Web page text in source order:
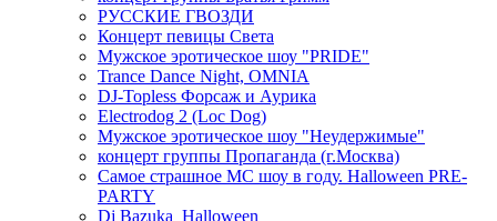
РУССКИЕ ГВОЗДИ
Концерт певицы Света
Мужское эротическое шоу "PRIDE"
Trance Dance Night, OMNIA
DJ-Topless Форсаж и Аурика
Electrodog 2 (Loc Dog)
Мужское эротическое шоу "Неудержимые"
концерт группы Пропаганда (г.Москва)
Самое страшное МС шоу в году. Halloween PRE-
PARTY
Dj Bazuka_Halloween